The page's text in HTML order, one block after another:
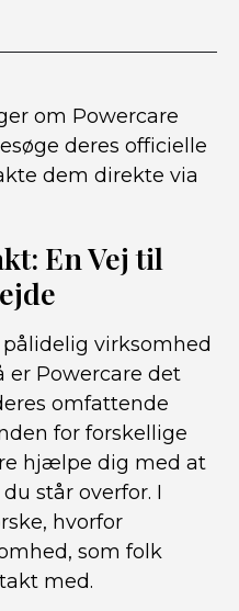
om Powercare
deres officielle
dem direkte via
En Vej til
virksomhed
er Powercare det
omfattende
for forskellige
hjælpe dig med at
står overfor. I
hvorfor
som folk
med.